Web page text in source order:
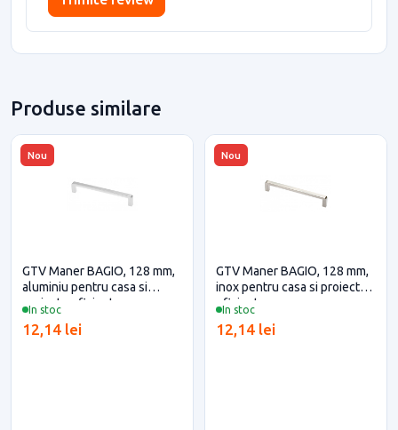
Produse similare
Nou
In stoc
GTV Maner BAGIO, 128 mm,
aluminiu pentru casa si
proiecte eficiente
12,14 lei
Nou
In stoc
GTV Maner BAGIO, 128 mm,
inox pentru casa si proiecte
eficiente
12,14 lei